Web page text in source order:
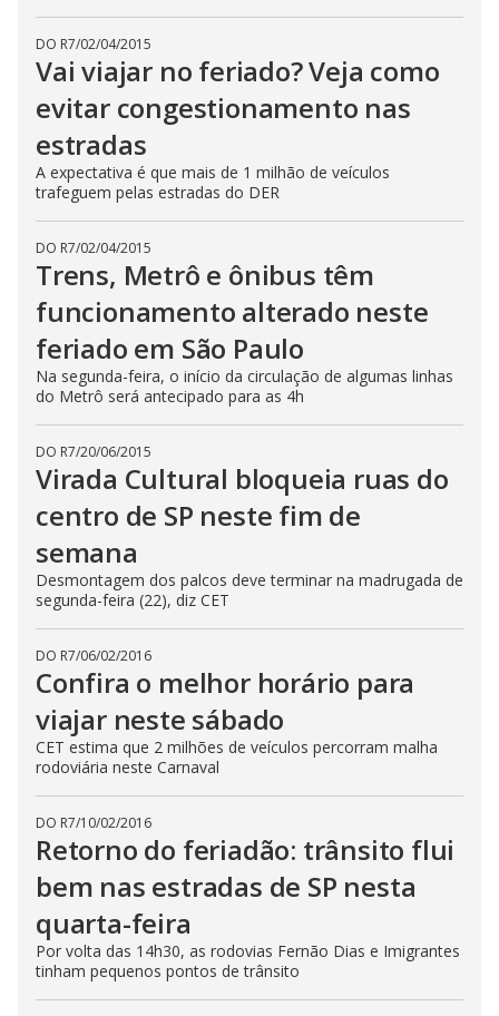
DO R7/02/04/2015
Vai viajar no feriado? Veja como
evitar congestionamento nas
estradas
A expectativa é que mais de 1 milhão de veículos
trafeguem pelas estradas do DER
DO R7/02/04/2015
Trens, Metrô e ônibus têm
funcionamento alterado neste
feriado em São Paulo
Na segunda-feira, o início da circulação de algumas linhas
do Metrô será antecipado para as 4h
DO R7/20/06/2015
Virada Cultural bloqueia ruas do
centro de SP neste fim de
semana
Desmontagem dos palcos deve terminar na madrugada de
segunda-feira (22), diz CET
DO R7/06/02/2016
Confira o melhor horário para
viajar neste sábado
CET estima que 2 milhões de veículos percorram malha
rodoviária neste Carnaval
DO R7/10/02/2016
Retorno do feriadão: trânsito flui
bem nas estradas de SP nesta
quarta-feira
Por volta das 14h30, as rodovias Fernão Dias e Imigrantes
tinham pequenos pontos de trânsito